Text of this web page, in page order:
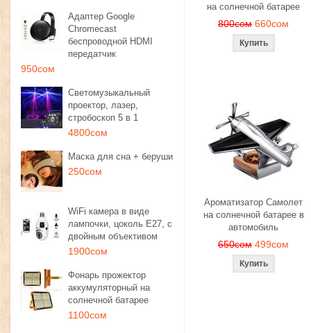
Адаптер Google
Chromecast
беспроводной HDMI
передатчик
950сом
Светомузыкальный
проектор, лазер,
стробоскоп 5 в 1
4800сом
Маска для сна + беруши
250сом
WiFi камера в виде
лампочки, цоколь E27, с
двойным объективом
1900сом
Фонарь прожектор
аккумуляторный на
солнечной батарее
1100сом
на солнечной батарее
800сом 660сом
Ароматизатор Самолет
на солнечной батарее в
автомобиль
650сом 499сом